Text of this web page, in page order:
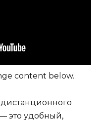
content below.
удобный,